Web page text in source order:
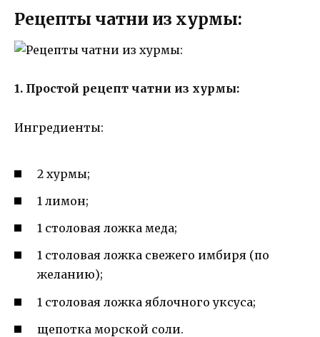
Рецепты чатни из хурмы:
1. Простой рецепт чатни из хурмы:
Ингредиенты:
2 хурмы;
1 лимон;
1 столовая ложка меда;
1 столовая ложка свежего имбиря (по
желанию);
1 столовая ложка яблочного уксуса;
щепотка морской соли.